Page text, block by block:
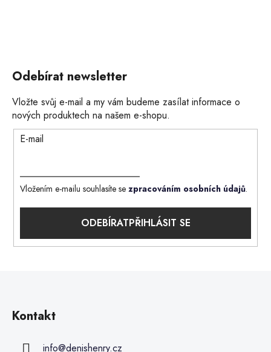
Odebírat newsletter
Vložte svůj e-mail a my vám budeme zasílat informace o
nových produktech na našem e-shopu.
E-mail
Vložením e-mailu souhlasíte se zpracováním osobních údajů.
PŘIHLÁSIT SE
Kontakt
info@denishenry.cz